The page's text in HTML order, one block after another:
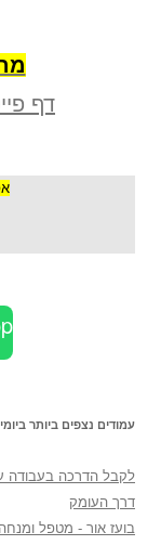
דף
עמודים נצפים ביותר
לקבל הדרכה בעבודה
דרך העומק
בועז אור - מטפל